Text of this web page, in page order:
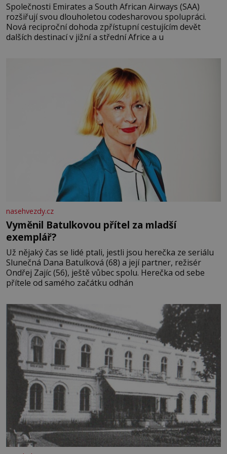
Společnosti Emirates a South African Airways (SAA)
rozšiřují svou dlouholetou codesharovou spolupráci.
Nová reciproční dohoda zpřístupní cestujícím devět
dalších destinací v jižní a střední Africe a u
nasehvezdy.cz
Vyměnil Batulkovou přítel za mladší
exemplář?
Už nějaký čas se lidé ptali, jestli jsou herečka ze seriálu
Slunečná Dana Batulková (68) a její partner, režisér
Ondřej Zajíc (56), ještě vůbec spolu. Herečka od sebe
přítele od samého začátku odhán